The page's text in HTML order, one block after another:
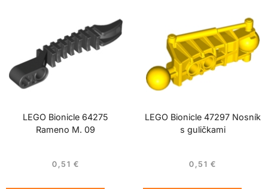
LEGO Bionicle 64275
Rameno M. 09
0,51 €
LEGO Bionicle 47297 Nosník
s guličkami
0,51 €